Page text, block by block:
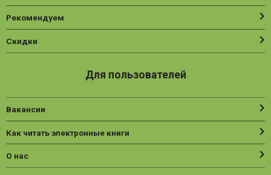
Рекомендуем
Скидки
Для пользователей
Вакансии
Как читать электронные книги
О нас